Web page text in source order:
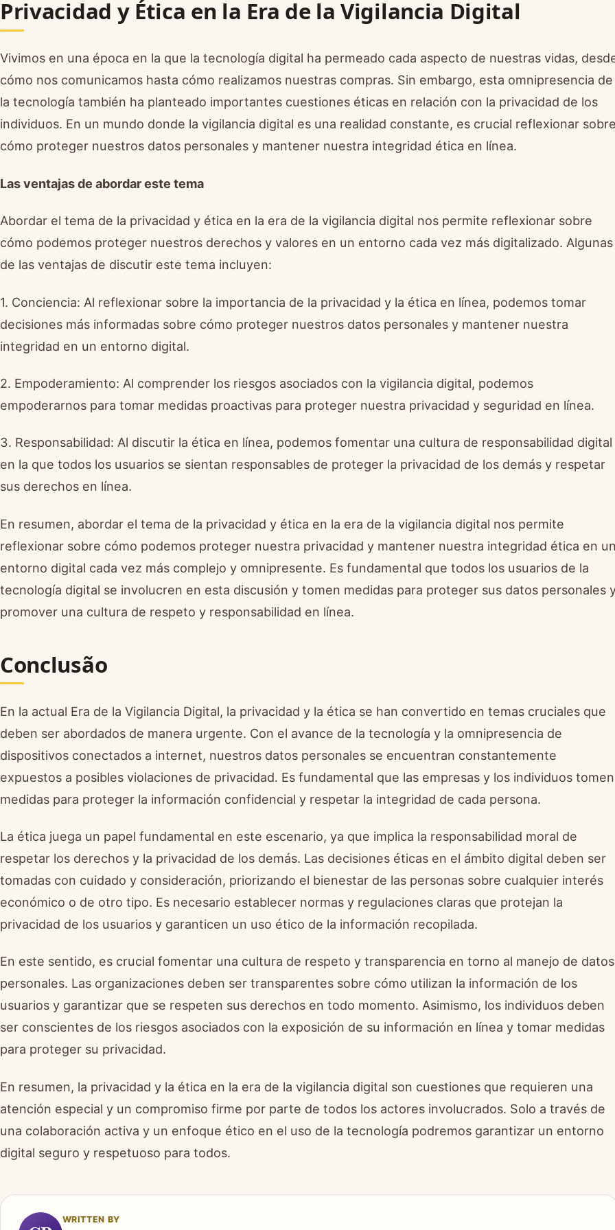
Privacidad y Ética en la Era de la Vigilancia Digital
Vivimos en una época en la que la tecnología digital ha permeado cada aspecto de nuestras vidas,
cómo nos comunicamos hasta cómo realizamos nuestras compras. Sin embargo, esta omnipresencia de
la tecnología también ha planteado importantes cuestiones éticas en relación con la privacidad de los
individuos. En un mundo donde la vigilancia digital es una realidad constante, es crucial reflexionar
cómo proteger nuestros datos personales y mantener nuestra integridad ética en línea.
Las ventajas de abordar este tema
Abordar el tema de la privacidad y ética en la era de la vigilancia digital nos permite reflexionar sobre
cómo podemos proteger nuestros derechos y valores en un entorno cada vez más digitalizado. Algunas
de las ventajas de discutir este tema incluyen:
1. Conciencia: Al reflexionar sobre la importancia de la privacidad y la ética en línea, podemos tomar
decisiones más informadas sobre cómo proteger nuestros datos personales y mantener nuestra
integridad en un entorno digital.
2. Empoderamiento: Al comprender los riesgos asociados con la vigilancia digital, podemos
empoderarnos para tomar medidas proactivas para proteger nuestra privacidad y seguridad en línea.
3. Responsabilidad: Al discutir la ética en línea, podemos fomentar una cultura de responsabilidad digital
en la que todos los usuarios se sientan responsables de proteger la privacidad de los demás y respetar
sus derechos en línea.
En resumen, abordar el tema de la privacidad y ética en la era de la vigilancia digital nos permite
reflexionar sobre cómo podemos proteger nuestra privacidad y mantener nuestra integridad ética en
entorno digital cada vez más complejo y omnipresente. Es fundamental que todos los usuarios de la
tecnología digital se involucren en esta discusión y tomen medidas para proteger sus datos personales
promover una cultura de respeto y responsabilidad en línea.
Conclusão
En la actual Era de la Vigilancia Digital, la privacidad y la ética se han convertido en temas cruciales que
deben ser abordados de manera urgente. Con el avance de la tecnología y la omnipresencia de
dispositivos conectados a internet, nuestros datos personales se encuentran constantemente
expuestos a posibles violaciones de privacidad. Es fundamental que las empresas y los individuos tomen
medidas para proteger la información confidencial y respetar la integridad de cada persona.
La ética juega un papel fundamental en este escenario, ya que implica la responsabilidad moral de
respetar los derechos y la privacidad de los demás. Las decisiones éticas en el ámbito digital deben ser
tomadas con cuidado y consideración, priorizando el bienestar de las personas sobre cualquier interés
económico o de otro tipo. Es necesario establecer normas y regulaciones claras que protejan la
privacidad de los usuarios y garanticen un uso ético de la información recopilada.
En este sentido, es crucial fomentar una cultura de respeto y transparencia en torno al manejo de datos
personales. Las organizaciones deben ser transparentes sobre cómo utilizan la información de los
usuarios y garantizar que se respeten sus derechos en todo momento. Asimismo, los individuos deben
ser conscientes de los riesgos asociados con la exposición de su información en línea y tomar medidas
para proteger su privacidad.
En resumen, la privacidad y la ética en la era de la vigilancia digital son cuestiones que requieren una
atención especial y un compromiso firme por parte de todos los actores involucrados. Solo a través de
una colaboración activa y un enfoque ético en el uso de la tecnología podremos garantizar un entorno
digital seguro y respetuoso para todos.
WRITTEN BY